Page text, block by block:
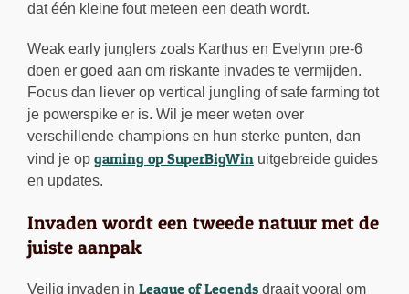
dat één kleine fout meteen een death wordt.
Weak early junglers zoals Karthus en Evelynn pre-6
doen er goed aan om riskante invades te vermijden.
Focus dan liever op vertical jungling of safe farming tot
je powerspike er is. Wil je meer weten over
verschillende champions en hun sterke punten, dan
vind je op gaming op SuperBigWin uitgebreide guides
en updates.
Invaden wordt een tweede natuur met de
juiste aanpak
Veilig invaden in League of Legends draait vooral om